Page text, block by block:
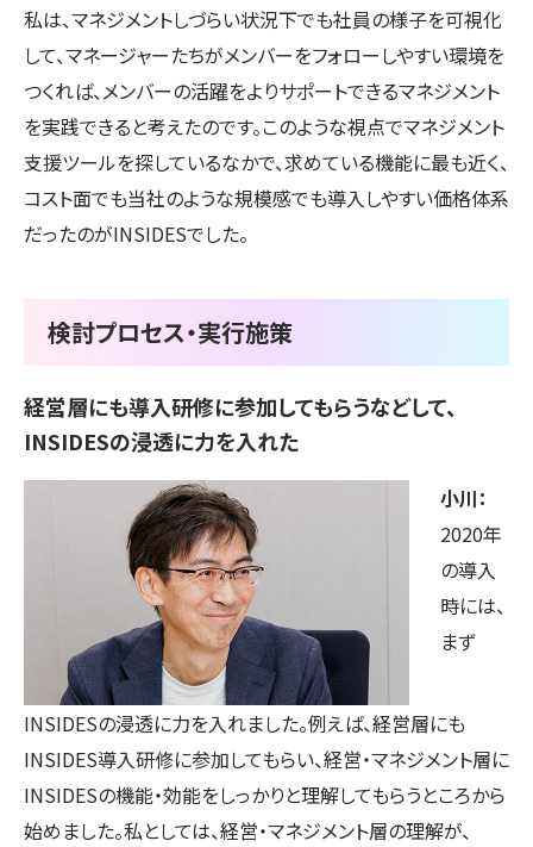
私は、マネジメントしづらい状況下でも社員の様子を可視化
して、マネージャーたちがメンバーをフォローしやすい環境を
つくれば、メンバーの活躍をよりサポートできるマネジメント
を実践できると考えたのです。このような視点でマネジメント
支援ツールを探しているなかで、求めている機能に最も近く、
コスト面でも当社のような規模感でも導入しやすい価格体系
だったのがINSIDESでした。
検討プロセス・実行施策
経営層にも導入研修に参加してもらうなどして、
INSIDESの浸透に力を入れた
小川：
2020年
の導入
時には、
まず
INSIDESの浸透に力を入れました。例えば、経営層にも
INSIDES導入研修に参加してもらい、経営・マネジメント層に
INSIDESの機能・効能をしっかりと理解してもらうところから
始めました。私としては、経営・マネジメント層の理解が、